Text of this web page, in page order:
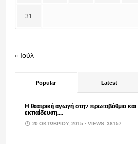
31
« Ιούλ
Popular Latest
Η θεατρική αγωγή στην πρωτοβάθμια και
εκπαίδευση....
20 ΟΚΤΩΒΡΊΟΥ, 2015• VIEWS: 38157